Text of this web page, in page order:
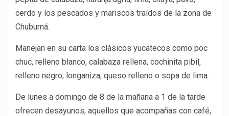
cerdo y los pescados y mariscos traídos de la zona de
Chuburná.
Manejan en su carta los clásicos yucatecos como poc
chuc, relleno blanco, calabaza rellena, cochinita pibil,
relleno negro, longaniza, queso relleno o sopa de lima.
De lunes a domingo de 8 de la mañana a 1 de la tarde
ofrecen desayunos, aquellos que acompañas con café,